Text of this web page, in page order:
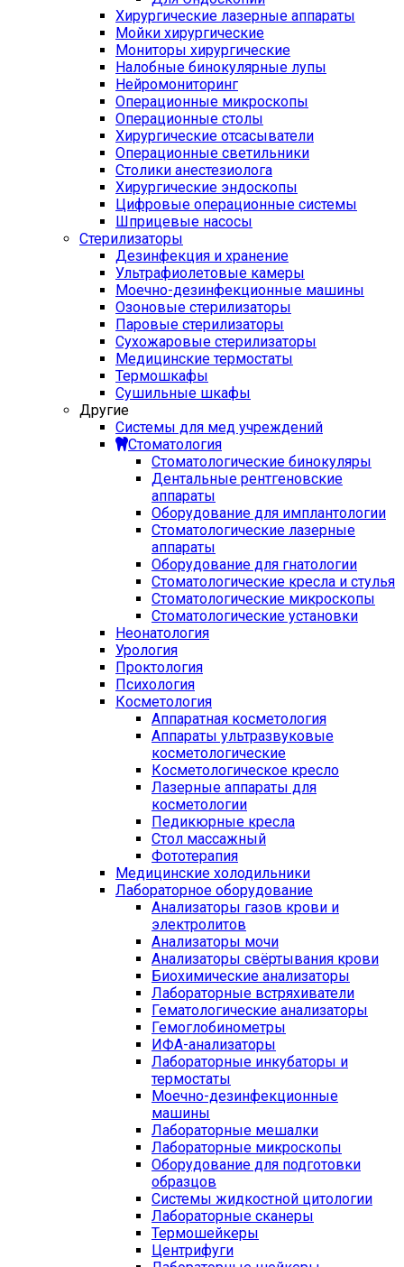
Хирургические лазерные аппараты
Мойки хирургические
Мониторы хирургические
Налобные бинокулярные лупы
Нейромониторинг
Операционные микроскопы
Операционные столы
Хирургические отсасыватели
Операционные светильники
Столики анестезиолога
Хирургические эндоскопы
Цифровые операционные системы
Шприцевые насосы
Стерилизаторы
Дезинфекция и хранение
Ультрафиолетовые камеры
Моечно-дезинфекционные машины
Озоновые стерилизаторы
Паровые стерилизаторы
Сухожаровые стерилизаторы
Медицинские термостаты
Термошкафы
Сушильные шкафы
Другие
Системы для мед учреждений
Стоматология
Стоматологические бинокуляры
Дентальные рентгеновские
аппараты
Оборудование для имплантологии
Стоматологические лазерные
аппараты
Оборудование для гнатологии
Стоматологические кресла и стулья
Стоматологические микроскопы
Стоматологические установки
Неонатология
Урология
Проктология
Психология
Косметология
Аппаратная косметология
Аппараты ультразвуковые
косметологические
Косметологическое кресло
Лазерные аппараты для
косметологии
Педикюрные кресла
Стол массажный
Фототерапия
Медицинские холодильники
Лабораторное оборудование
Анализаторы газов крови и
электролитов
Анализаторы мочи
Анализаторы свёртывания крови
Биохимические анализаторы
Лабораторные встряхиватели
Гематологические анализаторы
Гемоглобинометры
ИФА-анализаторы
Лабораторные инкубаторы и
термостаты
Моечно-дезинфекционные
машины
Лабораторные мешалки
Лабораторные микроскопы
Оборудование для подготовки
образцов
Системы жидкостной цитологии
Лабораторные сканеры
Термошейкеры
Центрифуги